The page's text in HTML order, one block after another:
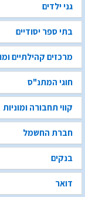
גני ילדים
בתי ספר יסודיים
מרכזים קהילתיים
חוגי המתנ"ס
קווי תחבורה ומוניות
חברת החשמל
בנקים
דואר